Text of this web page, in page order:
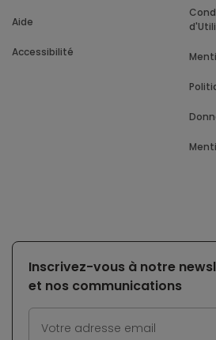
Aide
Accessibilité
Conditions Générales
Inscrivez-vous à notre
et nos communications